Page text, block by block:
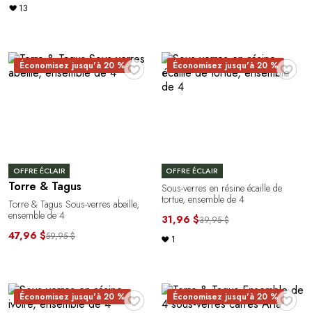
13
♥
Économisez jusqu'à 20 %
OFFRE ÉCLAIR
Torre & Tagus
Torre & Tagus Sous-verres abeille,
ensemble de 4
47,96 $59,95 $
♥
Économisez jusqu'à 20 %
OFFRE ÉCLAIR
Sous-verres en résine écaille de
tortue, ensemble de 4
31,96 $39,95 $
1
♥
Économisez jusqu'à 20 % ♥
Économisez jusqu'à 20 %